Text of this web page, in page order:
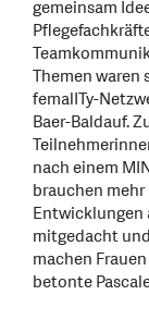
gemeinsam
Themen waren
femalITy-
Baer-Baldauf.
nach einem
brauchen
Entwicklungen
mitgedacht
machen
betonte